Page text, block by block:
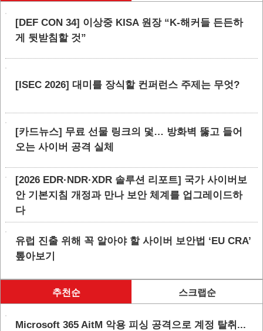
[DEF CON 34] 이상중 KISA 원장 “K-해커들 든든하
게 뒷받침할 것”
[ISEC 2026] 대미를 장식할 컨퍼런스 주제는 무엇?
[카드뉴스] 무료 선물 링크의 덫… 방화벽 뚫고 들어
오는 사이버 공격 실체
[2026 EDR·NDR·XDR 솔루션 리포트] 국가 사이버보
안 기본지침 개정과 만나 보안 체계를 업그레이드하
다
유럽 진출 위해 꼭 알아야 할 사이버 보안법 ‘EU CRA’
톺아보기
추천순 스크랩순
Microsoft 365 AitM 악용 피싱 공격으로 계정 탈취...